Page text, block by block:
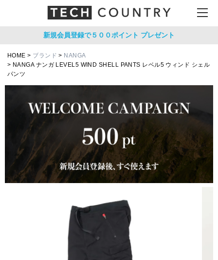
新規会員登録で５００ポイント プレゼント
HOME ブランド
NANGA
NANGA ナンガ LEVEL5 WIND SHELL PANTS レベル5 ウィンド シェル
パンツ